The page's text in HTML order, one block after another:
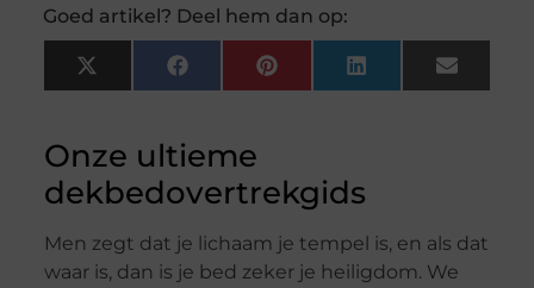
Goed artikel? Deel hem dan op:
X
(Twitter)
FacebookPinterest LinkedIn Email
Onze ultieme
dekbedovertrekgids
Men zegt dat je lichaam je tempel is, en als dat
waar is, dan is je bed zeker je heiligdom. We